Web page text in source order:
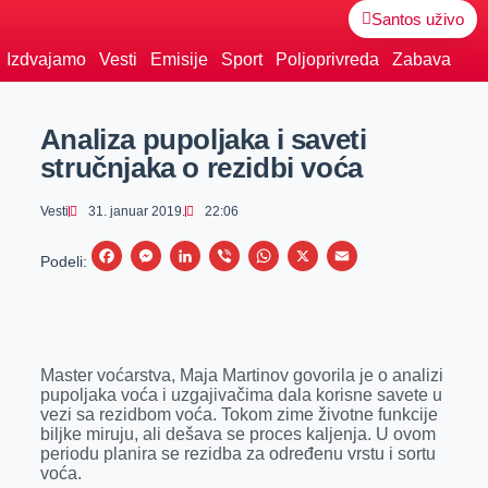
Santos uživo
Izdvajamo Vesti Emisije Sport Poljoprivreda Zabava
Analiza pupoljaka i saveti
stručnjaka o rezidbi voća
Vesti 31. januar 2019. 22:06
Podeli:
F
b
o
o
M
e
n
g
L
e
d
I
V
r
W
s
A
p
X
E
l
Master voćarstva, Maja Martinov govorila je o analizi
pupoljaka voća i uzgajivačima dala korisne savete u
vezi sa rezidbom voća. Tokom zime životne funkcije
biljke miruju, ali dešava se proces kaljenja. U ovom
periodu planira se rezidba za određenu vrstu i sortu
voća.